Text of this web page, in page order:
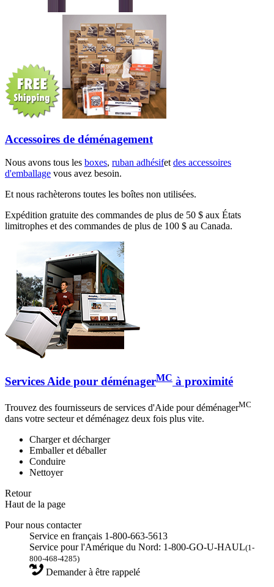
Accessoires de déménagement
Nous avons tous les boxes, ruban adhésifetdes accessoires
d'emballage vous avez besoin.
Et nous rachèterons toutes les boîtes non utilisées.
Expédition gratuite des commandes de plus de 50 $ aux États
limitrophes et des commandes de plus de 100 $ au Canada.
Services Aide pour déménagerMC à proximité
Trouvez des fournisseurs de services d'Aide pour déménagerMC
dans votre secteur et déménagez deux fois plus vite.
Charger et décharger
Emballer et déballer
Conduire
Nettoyer
Retour
Haut de la page
Pour nous contacter
Service en français 1-800-663-5613
Service pour l'Amérique du Nord: 1-800-GO-U-HAUL(1-
800-468-4285)
Demander à être rappelé